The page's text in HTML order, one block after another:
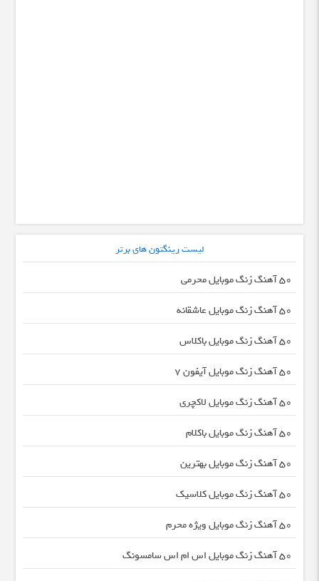
لیست رینگتون های برتر
50 آهنگ زنگ موبایل محرمی
50 آهنگ زنگ موبایل عاشقانه
50 آهنگ زنگ موبایل باکلاس
50 آهنگ زنگ موبایل آیفون 7
50 آهنگ زنگ موبایل لاکچری
50 آهنگ زنگ موبایل باکلام
50 آهنگ زنگ موبایل بهترین
50 آهنگ زنگ موبایل کلاسیک
50 آهنگ زنگ موبایل ویژه محرم
50 آهنگ زنگ موبایل اس ام اس سامسونگ